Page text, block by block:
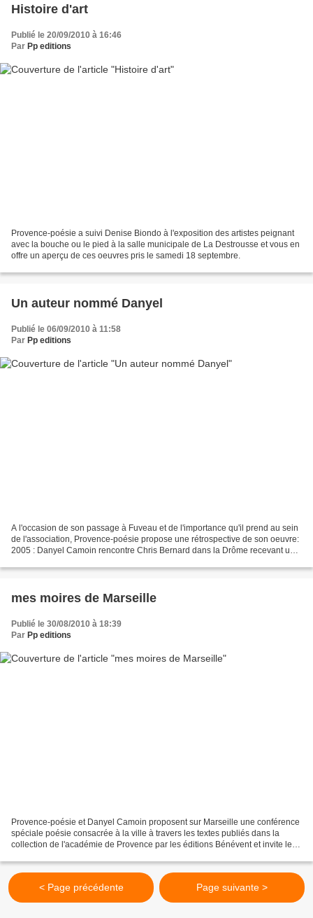
Histoire d'art
Publié le 20/09/2010 à 16:46
Par Pp editions
Provence-poésie a suivi Denise Biondo à l'exposition des artistes peignant
avec la bouche ou le pied à la salle municipale de La Destrousse et vous en
offre un aperçu de ces oeuvres pris le samedi 18 septembre.
Un auteur nommé Danyel
Publié le 06/09/2010 à 11:58
Par Pp editions
A l'occasion de son passage à Fuveau et de l'importance qu'il prend au sein
de l'association, Provence-poésie propose une rétrospective de son oeuvre:
2005 : Danyel Camoin rencontre Chris Bernard dans la Drôme recevant une
mes moires de Marseille
Publié le 30/08/2010 à 18:39
Par Pp editions
Provence-poésie et Danyel Camoin proposent sur Marseille une conférence
spéciale poésie consacrée à la ville à travers les textes publiés dans la
collection de l'académie de Provence par les éditions Bénévent et invite les
< Page précédente Page suivante >